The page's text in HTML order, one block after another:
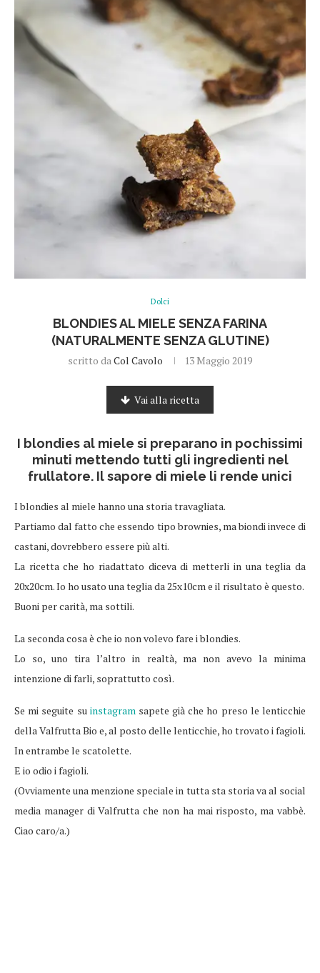
Dolci
BLONDIES AL MIELE SENZA FARINA
(NATURALMENTE SENZA GLUTINE)
scritto daCol Cavolo 13 Maggio 2019
Vai alla ricetta
I blondies al miele si preparano in pochissimi
minuti mettendo tutti gli ingredienti nel
frullatore. Il sapore di miele li rende unici
I blondies al miele hanno una storia travagliata.
Partiamo dal fatto che essendo tipo brownies, ma biondi invece di
castani, dovrebbero essere più alti.
La ricetta che ho riadattato diceva di metterli in una teglia da
20x20cm. Io ho usato una teglia da 25x10cm e il risultato è questo.
Buoni per carità, ma sottili.
La seconda cosa è che io non volevo fare i blondies.
Lo so, uno tira l’altro in realtà, ma non avevo la minima
intenzione di farli, soprattutto così.
Se mi seguite su instagramsapete già che ho preso le lenticchie
della Valfrutta Bio e, al posto delle lenticchie, ho trovato i fagioli.
In entrambe le scatolette.
E io odio i fagioli.
(Ovviamente una menzione speciale in tutta sta storia va al social
media manager di Valfrutta che non ha mai risposto, ma vabbè.
Ciao caro/a.)